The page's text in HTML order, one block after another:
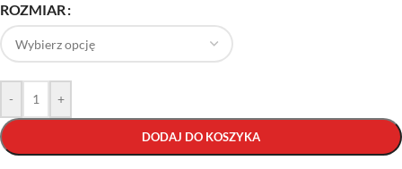
ROZMIAR
- +
DODAJ DO KOSZYKA